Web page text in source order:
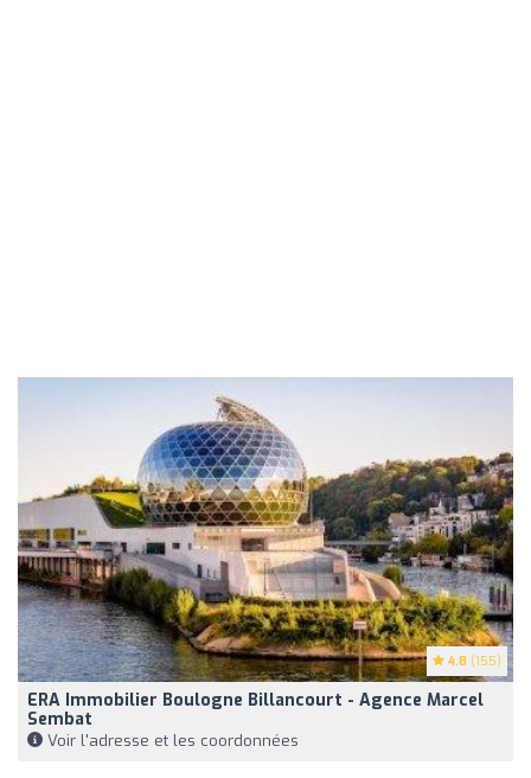
4.8 (155)
ERA Immobilier Boulogne Billancourt - Agence Marcel
Sembat
Voir l'adresse et les coordonnées